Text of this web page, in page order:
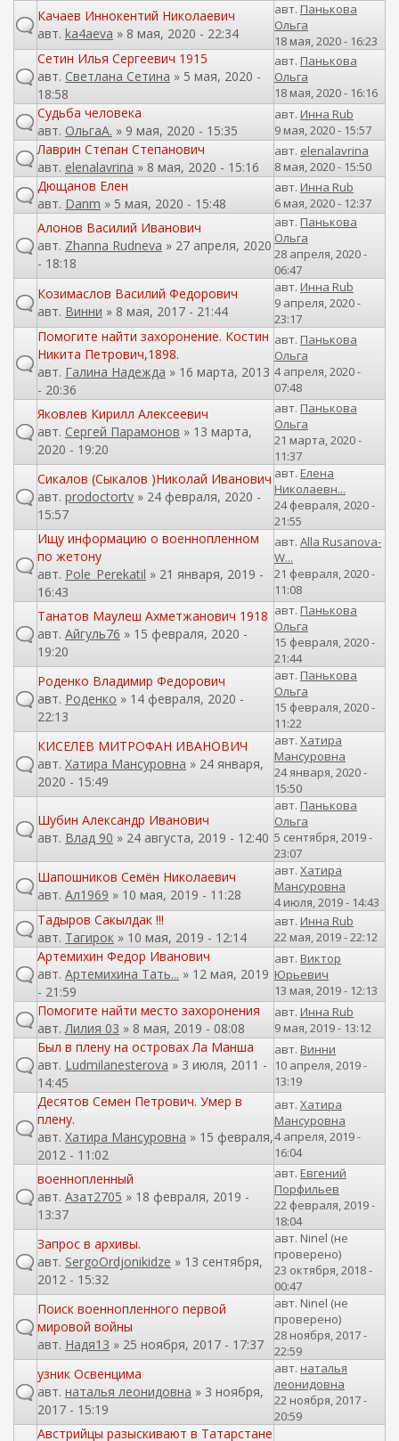
Качаев Иннокентий Николаевич
авт. ka4aeva » 8 мая, 2020 - 22:34
авт. Панькова
Ольга
18 мая, 2020 - 16:23
Сетин Илья Сергеевич 1915
авт. Светлана Сетина » 5 мая, 2020 -
18:58
авт. Панькова
Ольга
18 мая, 2020 - 16:16
Судьба человека
авт. ОльгаА. » 9 мая, 2020 - 15:35
авт. Инна Rub
9 мая, 2020 - 15:57
Лаврин Степан Степанович
авт. elenalavrina » 8 мая, 2020 - 15:16
авт. elenalavrina
8 мая, 2020 - 15:50
Дющанов Елен
авт. Danm » 5 мая, 2020 - 15:48
авт. Инна Rub
6 мая, 2020 - 12:37
Алонов Василий Иванович
авт. Zhanna Rudneva » 27 апреля, 2020
- 18:18
авт. Панькова
Ольга
28 апреля, 2020 -
06:47
Козимаслов Василий Федорович
авт. Винни » 8 мая, 2017 - 21:44
авт. Инна Rub
9 апреля, 2020 -
23:17
Помогите найти захоронение. Костин
Никита Петрович,1898.
авт. Галина Надежда » 16 марта, 2013
- 20:36
авт. Панькова
Ольга
4 апреля, 2020 -
07:48
Яковлев Кирилл Алексеевич
авт. Сергей Парамонов » 13 марта,
2020 - 19:20
авт. Панькова
Ольга
21 марта, 2020 -
11:37
Сикалов (Сыкалов )Николай Иванович
авт. prodoctortv » 24 февраля, 2020 -
15:57
авт. Елена
Николаевн...
24 февраля, 2020 -
21:55
Ищу информацию о военнопленном
по жетону
авт. Pole_Perekatil » 21 января, 2019 -
16:43
авт. Alla Rusanova-
W...
21 февраля, 2020 -
11:08
Танатов Маулеш Ахметжанович 1918
авт. Айгуль76 » 15 февраля, 2020 -
19:20
авт. Панькова
Ольга
15 февраля, 2020 -
21:44
Роденко Владимир Федорович
авт. Роденко » 14 февраля, 2020 -
22:13
авт. Панькова
Ольга
15 февраля, 2020 -
11:22
КИСЕЛЕВ МИТРОФАН ИВАНОВИЧ
авт. Хатира Мансуровна » 24 января,
2020 - 15:49
авт. Хатира
Мансуровна
24 января, 2020 -
15:50
Шубин Александр Иванович
авт. Влад 90 » 24 августа, 2019 - 12:40
авт. Панькова
Ольга
5 сентября, 2019 -
23:07
Шапошников Семён Николаевич
авт. Ал1969 » 10 мая, 2019 - 11:28
авт. Хатира
Мансуровна
4 июля, 2019 - 14:43
Тадыров Сакылдак !!!
авт. Тагирок » 10 мая, 2019 - 12:14
авт. Инна Rub
22 мая, 2019 - 22:12
Артемихин Федор Иванович
авт. Артемихина Тать... » 12 мая, 2019
- 21:59
авт. Виктор
Юрьевич
13 мая, 2019 - 12:13
Помогите найти место захоронения
авт.Лилия 03 » 8 мая, 2019 - 08:08
авт. Инна Rub
9 мая, 2019 - 13:12
Был в плену на островах Ла Манша
авт. Ludmilanesterova » 3 июля, 2011 -
14:45
авт. Винни
10 апреля, 2019 -
13:19
Десятов Семен Петрович. Умер в
плену.
авт. Хатира Мансуровна » 15 февраля,
2012 - 11:02
авт. Хатира
Мансуровна
4 апреля, 2019 -
16:04
военнопленный
авт. Азат2705 » 18 февраля, 2019 -
13:37
авт. Евгений
Порфильев
22 февраля, 2019 -
18:04
Запрос в архивы.
авт. SergoOrdjonikidze » 13 сентября,
2012 - 15:32
авт. Ninel (не
проверено)
23 октября, 2018 -
00:47
Поиск военнопленного первой
мировой войны
авт. Надя13 » 25 ноября, 2017 - 17:37
авт. Ninel (не
проверено)
28 ноября, 2017 -
22:59
узник Освенцима
авт. наталья леонидовна » 3 ноября,
2017 - 15:19
авт. наталья
леонидовна
22 ноября, 2017 -
20:59
Австрийцы разыскивают в Татарстане